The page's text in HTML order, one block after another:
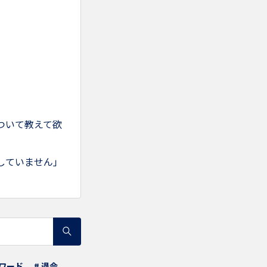
いて教えて欲
いません」